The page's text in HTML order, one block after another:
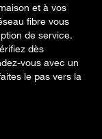
et à vos
fibre vous
de service.
dès
vous avec un
le pas vers la